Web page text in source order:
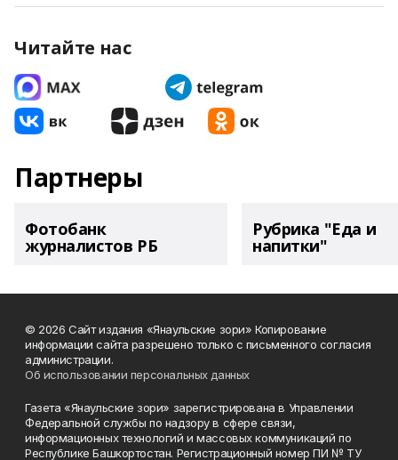
Читайте нас
Партнеры
Фотобанк
журналистов РБ
Рубрика "Еда и
напитки"
© 2026 Сайт издания «Янаульские зори» Копирование
информации сайта разрешено только с письменного согласия
администрации.
Об использовании персональных данных
Газета «Янаульские зори» зарегистрирована в Управлении
Федеральной службы по надзору в сфере связи,
информационных технологий и массовых коммуникаций по
Республике Башкортостан. Регистрационный номер ПИ № ТУ